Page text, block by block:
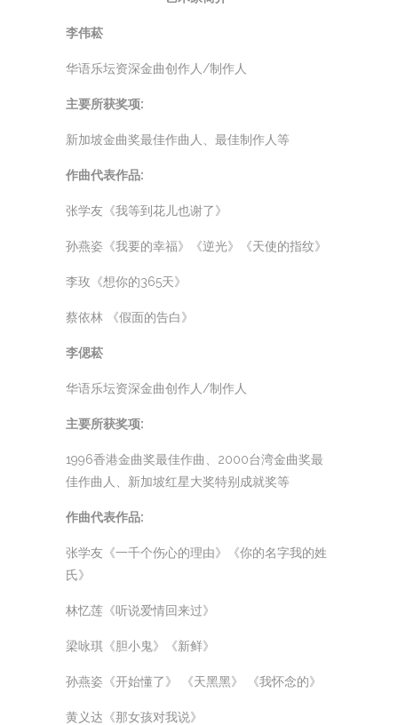
李伟菘
华语乐坛资深金曲创作人/制作人
主要所获奖项:
新加坡金曲奖最佳作曲人、最佳制作人等
作曲代表作品:
张学友《我等到花儿也谢了》
孙燕姿《我要的幸福》《逆光》《天使的指纹》
李玫《想你的365天》
蔡依林 《假面的告白》
李偲菘
华语乐坛资深金曲创作人/制作人
主要所获奖项:
1996香港金曲奖最佳作曲、2000台湾金曲奖最
佳作曲人、新加坡红星大奖特别成就奖等
作曲代表作品:
张学友《一千个伤心的理由》《你的名字我的姓
氏》
林忆莲《听说爱情回来过》
梁咏琪《胆小鬼》《新鲜》
孙燕姿《开始懂了》 《天黑黑》 《我怀念的》
黄义达《那女孩对我说》